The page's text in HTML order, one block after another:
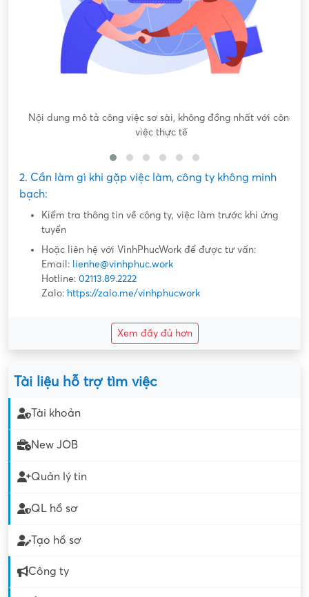
Nội dung mô tả công việc sơ sài, không đồng nhất với công
việc thực tế
2. Cần làm gì khi gặp việc làm, công ty không minh
bạch:
Kiểm tra thông tin về công ty, việc làm trước khi ứng
tuyển
Hoặc liên hệ với VinhPhucWork để được tư vấn:
Email: lienhe@vinhphuc.work
Hotline: 02113.89.2222
Zalo: https://zalo.me/vinhphucwork
Xem đầy đủ hơn
Tài liệu hỗ trợ tìm việc
Tài khoản
New JOB
Quản lý tin
QL hồ sơ
Tạo hồ sơ
Công ty